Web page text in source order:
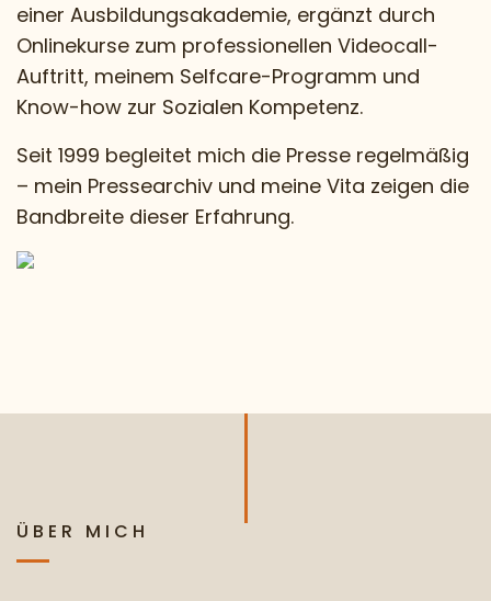
einer Ausbildungsakademie, ergänzt durch
Onlinekurse zum professionellen Videocall-
Auftritt, meinem Selfcare-Programm und
Know-how zur Sozialen Kompetenz.
Seit 1999 begleitet mich die Presse regelmäßig
– mein Pressearchiv und meine Vita zeigen die
Bandbreite dieser Erfahrung.
ÜBER MICH